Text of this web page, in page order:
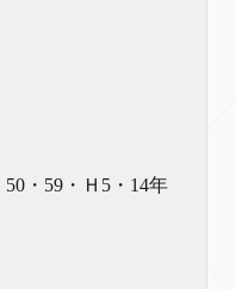
・59・Ｈ5・14年